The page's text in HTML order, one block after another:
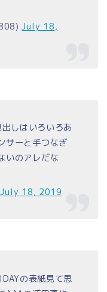
July 18,
しはいろいろあ
サーと手つなぎ
いのアレだな
July 18, 2019
の表紙見て思